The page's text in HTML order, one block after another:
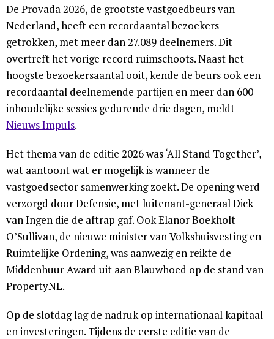
De Provada 2026, de grootste vastgoedbeurs van
Nederland, heeft een recordaantal bezoekers
getrokken, met meer dan 27.089 deelnemers. Dit
overtreft het vorige record ruimschoots. Naast het
hoogste bezoekersaantal ooit, kende de beurs ook een
recordaantal deelnemende partijen en meer dan 600
inhoudelijke sessies gedurende drie dagen, meldt
Nieuws Impuls.
Het thema van de editie 2026 was ‘All Stand Together’,
wat aantoont wat er mogelijk is wanneer de
vastgoedsector samenwerking zoekt. De opening werd
verzorgd door Defensie, met luitenant-generaal Dick
van Ingen die de aftrap gaf. Ook Elanor Boekholt-
O’Sullivan, de nieuwe minister van Volkshuisvesting en
Ruimtelijke Ordening, was aanwezig en reikte de
Middenhuur Award uit aan Blauwhoed op de stand van
PropertyNL.
Op de slotdag lag de nadruk op internationaal kapitaal
en investeringen. Tijdens de eerste editie van de